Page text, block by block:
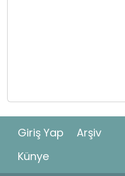
Giriş Yap
Arşiv
Künye